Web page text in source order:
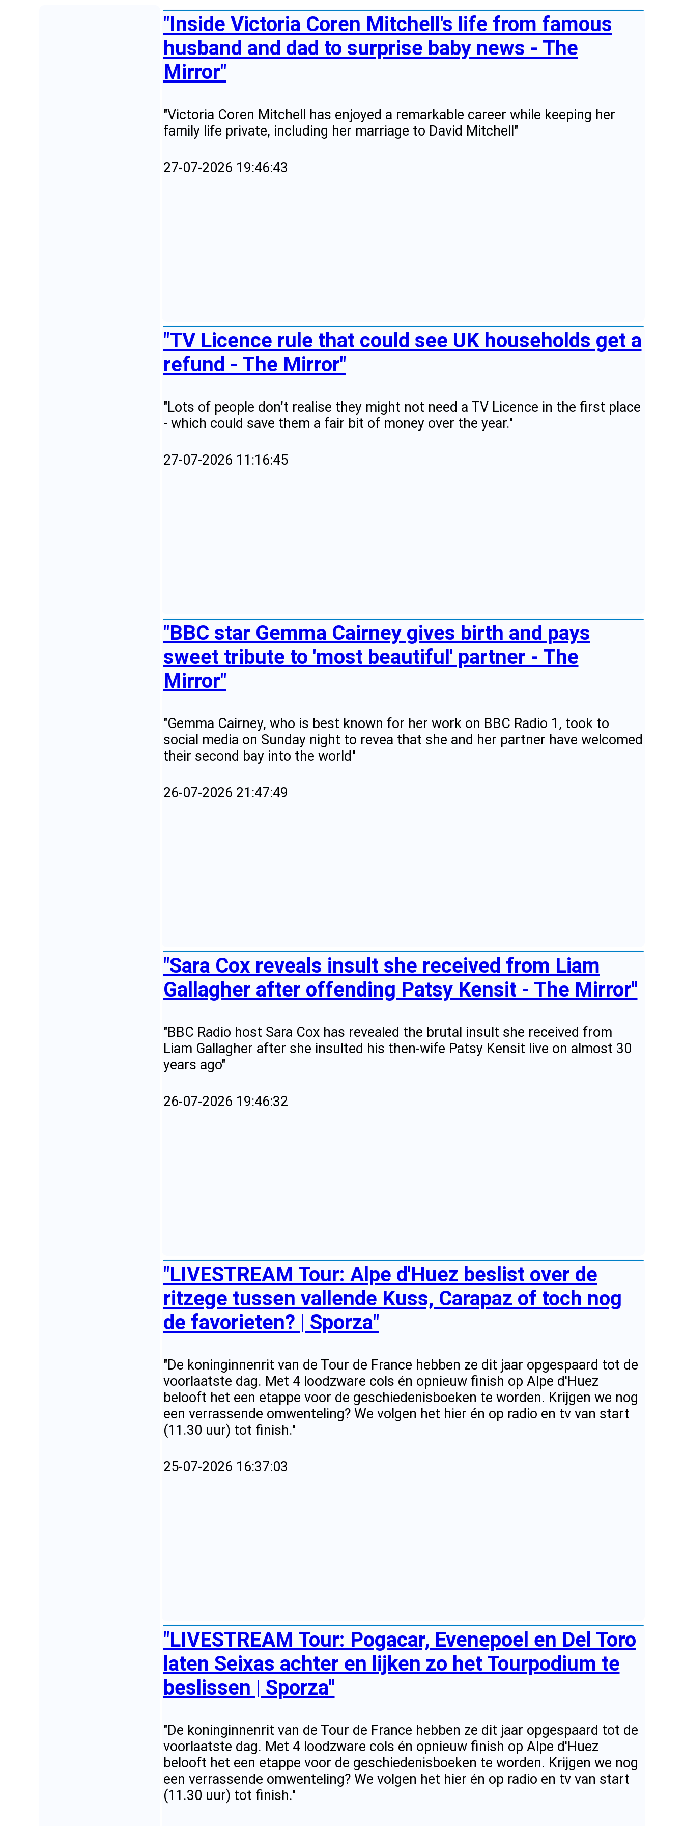
"Inside Victoria Coren Mitchell's life from famous
husband and dad to surprise baby news - The
Mirror"
"Victoria Coren Mitchell has enjoyed a remarkable career while keeping her
family life private, including her marriage to David Mitchell"
27-07-2026 19:46:43
"TV Licence rule that could see UK households get a
refund - The Mirror"
"Lots of people don’t realise they might not need a TV Licence in the first place
- which could save them a fair bit of money over the year."
27-07-2026 11:16:45
"BBC star Gemma Cairney gives birth and pays
sweet tribute to 'most beautiful' partner - The
Mirror"
"Gemma Cairney, who is best known for her work on BBC Radio 1, took to
social media on Sunday night to revea that she and her partner have welcomed
their second bay into the world"
26-07-2026 21:47:49
"Sara Cox reveals insult she received from Liam
Gallagher after offending Patsy Kensit - The Mirror"
"BBC Radio host Sara Cox has revealed the brutal insult she received from
Liam Gallagher after she insulted his then-wife Patsy Kensit live on almost 30
years ago"
26-07-2026 19:46:32
"LIVESTREAM Tour: Alpe d'Huez beslist over de
ritzege tussen vallende Kuss, Carapaz of toch nog
de favorieten? | Sporza"
"De koninginnenrit van de Tour de France hebben ze dit jaar opgespaard tot de
voorlaatste dag. Met 4 loodzware cols én opnieuw finish op Alpe d'Huez
belooft het een etappe voor de geschiedenisboeken te worden. Krijgen we nog
een verrassende omwenteling? We volgen het hier én op radio en tv van start
(11.30 uur) tot finish."
25-07-2026 16:37:03
"LIVESTREAM Tour: Pogacar, Evenepoel en Del Toro
laten Seixas achter en lijken zo het Tourpodium te
beslissen | Sporza"
"De koninginnenrit van de Tour de France hebben ze dit jaar opgespaard tot de
voorlaatste dag. Met 4 loodzware cols én opnieuw finish op Alpe d'Huez
belooft het een etappe voor de geschiedenisboeken te worden. Krijgen we nog
een verrassende omwenteling? We volgen het hier én op radio en tv van start
(11.30 uur) tot finish."